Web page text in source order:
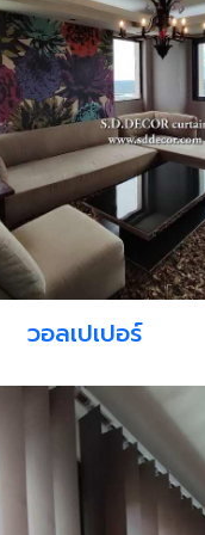
วอลเปเปอร์